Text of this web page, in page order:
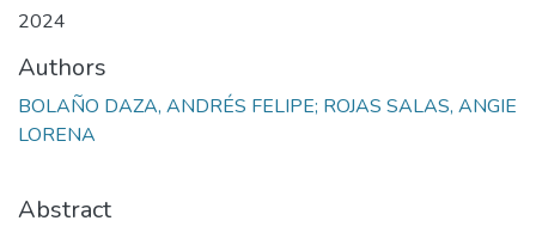
2024
Authors
BOLAÑO DAZA, ANDRÉS FELIPE; ROJAS SALAS, ANGIE
LORENA
Abstract